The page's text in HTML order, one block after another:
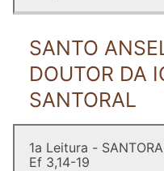
SANTO
DOUTOR DA
SANTORAL
1a Leitura -
Ef 3,14-19